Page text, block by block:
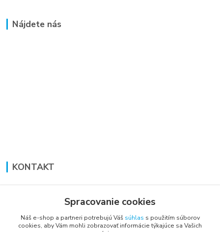
Nájdete nás
KONTAKT
+421 948 711 774
vsetkoprenabytok@gmail.com
Spracovanie cookies
Náš e-shop a partneri potrebujú Váš súhlas s použitím súborov
cookies, aby Vám mohli zobrazovať informácie týkajúce sa Vašich